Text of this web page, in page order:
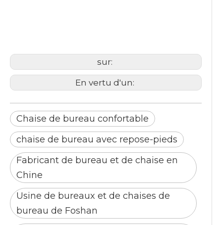
sur:
En vertu d'un:
Chaise de bureau confortable
chaise de bureau avec repose-pieds
Fabricant de bureau et de chaise en
Chine
Usine de bureaux et de chaises de
bureau de Foshan